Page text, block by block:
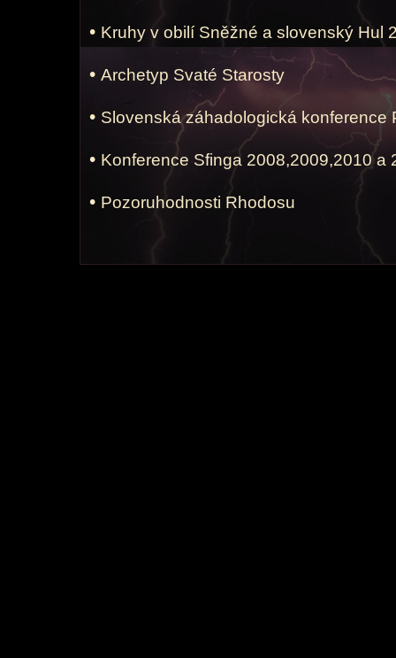
• Kruhy v obilí Sněžné a slovenský Hul
• Archetyp Svaté Starosty
• Slovenská záhadologická konference
• Konference Sfinga 2008,2009,2010 a
• Pozoruhodnosti Rhodosu